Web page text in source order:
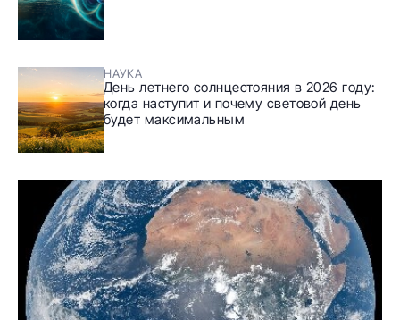
НАУКА
День летнего солнцестояния в 2026 году:
когда наступит и почему световой день
будет максимальным